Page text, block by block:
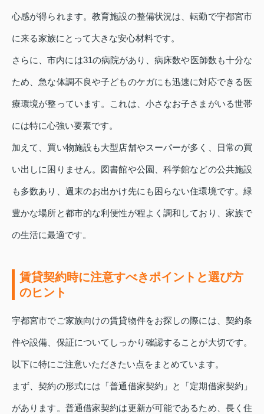
心感が得られます。教育施設の整備状況は、転勤で宇都宮市
に来る家族にとって大きな安心材料です。
さらに、市内には31の病院があり、病床数や医師数も十分な
ため、急な体調不良や子どものケガにも迅速に対応できる医
療環境が整っています。これは、小さなお子さまがいる世帯
には特に心強い要素です。
加えて、買い物施設も大型店舗やスーパーが多く、日常の買
い出しに困りません。図書館や公園、科学館などの公共施設
も多数あり、週末のお出かけ先にも困らない住環境です。緑
豊かな場所と都市的な利便性が程よく調和しており、家族で
の生活に最適です。
賃貸契約時に注意すべきポイントと選び方
のヒント
宇都宮市でご家族向けの賃貸物件をお探しの際には、契約条
件や設備、保証についてしっかり確認することが大切です。
以下に特にご注意いただきたい点をまとめています。
まず、契約の形式には「普通借家契約」と「定期借家契約」
があります。普通借家契約は更新が可能であるため、長く住